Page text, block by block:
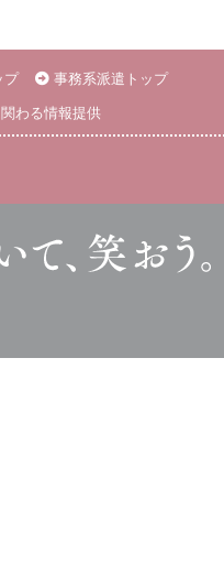
プ
事務系派遣トップ
わる情報提供